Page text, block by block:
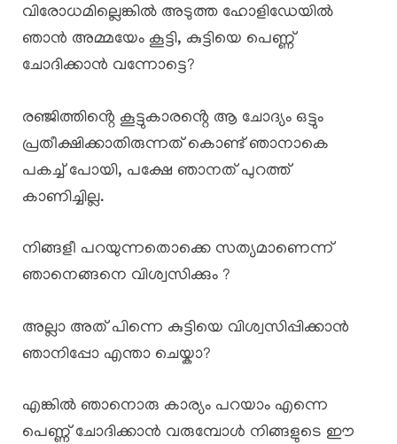
വിരോധമില്ലെങ്കിൽ അടുത്ത ഹോളിഡേയിൽ
ഞാൻ അമ്മയേം കൂട്ടി, കുട്ടിയെ പെണ്ണ്
ചോദിക്കാൻ വന്നോട്ടെ?
രഞ്ജിത്തിൻ്റെ കൂട്ടുകാരൻ്റെ ആ ചോദ്യം ഒട്ടും
പ്രതീക്ഷിക്കാതിരുന്നത് കൊണ്ട് ഞാനാകെ
പകച്ച് പോയി, പക്ഷേ ഞാനത് പുറത്ത്
കാണിച്ചില്ല.
നിങ്ങളീ പറയുന്നതൊക്കെ സത്യമാണെന്ന്
ഞാനെങ്ങനെ വിശ്വസിക്കും ?
അല്ലാ അത് പിന്നെ കുട്ടിയെ വിശ്വസിപ്പിക്കാൻ
ഞാനിപ്പോ എന്താ ചെയ്കാ?
എങ്കിൽ ഞാനൊരു കാര്യം പറയാം എന്നെ
പെണ്ണ് ചോദിക്കാൻ വരുമ്പോൾ നിങ്ങളുടെ ഈ